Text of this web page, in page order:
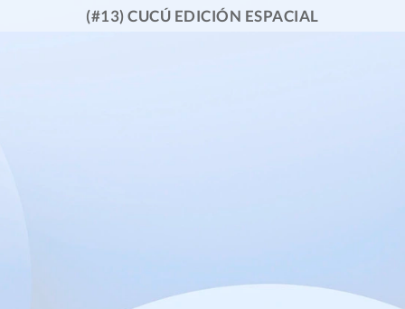
(#13) CUCÚ EDICIÓN ESPACIAL